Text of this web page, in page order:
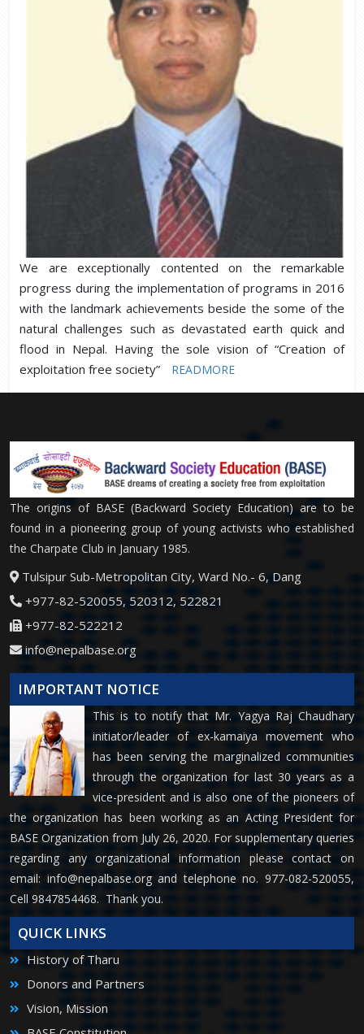
We are exceptionally contented on the remarkable
progress during the implementation of programs in 2016
with the landmark achievements beside the some of the
natural challenges such as devastated earth quick and
flood in Nepal. Having the sole vision of “Creation of
exploitation free society”
READMORE
The origins of BASE (Backward Society Education) are to be
found in a pioneering group of young activists who established
the Charpate Club in January 1985.
Tulsipur Sub-Metropolitan City, Ward No.- 6, Dang
+977-82-520055, 520312, 522821
+977-82-522212
info@nepalbase.org
IMPORTANT NOTICE
This is to notify that Mr. Yagya Raj Chaudhary
initiator/leader of ex-kamaiya movement who
has been serving the marginalized communities
through the organization for last 30 years as a
vice-president and is also one of the pioneers of
the organization has been working as an Acting President for
BASE Organization from July 26, 2020. For supplementary queries
regarding any organizational information please contact on
email: info@nepalbase.organd telephone no. 977-082-520055,
Cell 9847854468. Thank you.
QUICK LINKS
History of Tharu
Donors and Partners
Vision, Mission